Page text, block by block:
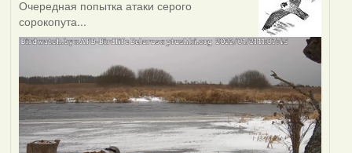
Очередная попытка атаки серого
сорокопута...